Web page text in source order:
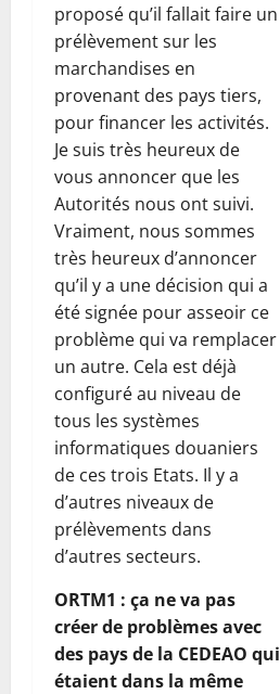
proposé qu’il fallait faire un
prélèvement sur les
marchandises en
provenant des pays tiers,
pour financer les activités.
Je suis très heureux de
vous annoncer que les
Autorités nous ont suivi.
Vraiment, nous sommes
très heureux d’annoncer
qu’il y a une décision qui a
été signée pour asseoir ce
problème qui va remplacer
un autre. Cela est déjà
configuré au niveau de
tous les systèmes
informatiques douaniers
de ces trois Etats. Il y a
d’autres niveaux de
prélèvements dans
d’autres secteurs.
ORTM1 : ça ne va pas
créer de problèmes avec
des pays de la CEDEAO qui
étaient dans la même